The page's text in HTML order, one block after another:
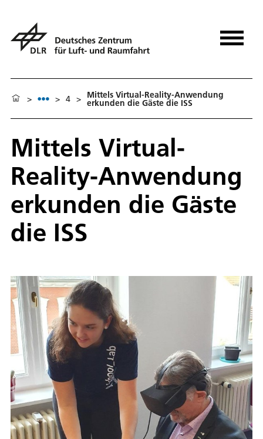
> > 4 > Mittels Virtual-Reality-Anwendung
erkunden die Gäste die ISS
Mittels Virtual-
Reality-Anwendung
erkunden die Gäste
die ISS